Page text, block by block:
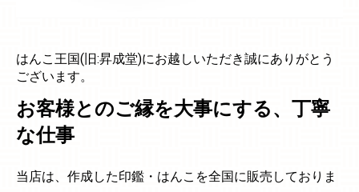
はんこ王国(旧:昇成堂)にお越しいただき誠にありがとう
ございます。
お客様とのご縁を大事にする、丁寧
な仕事
当店は、作成した印鑑・はんこを全国に販売しておりま